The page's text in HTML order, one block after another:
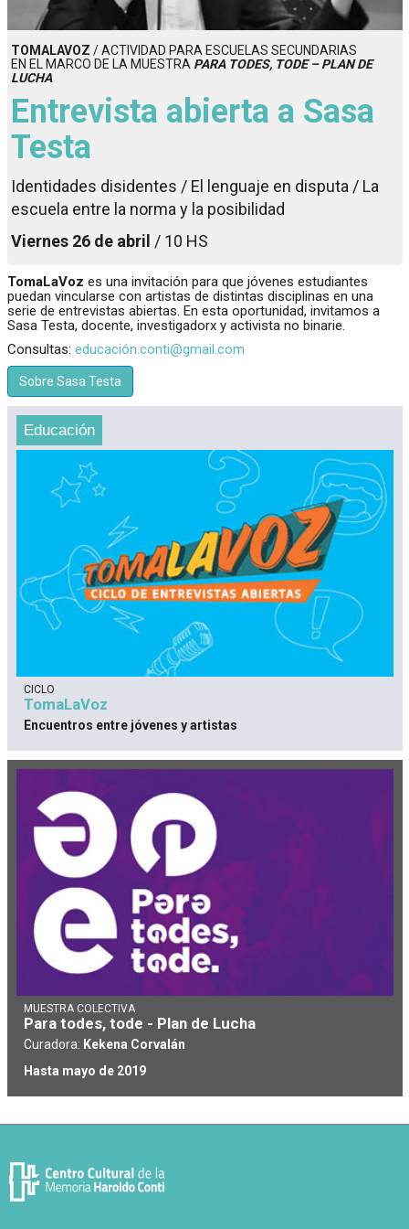
TOMALAVOZ / ACTIVIDAD PARA ESCUELAS SECUNDARIAS
EN EL MARCO DE LA MUESTRA PARA TODES, TODE – PLAN DE
LUCHA
Entrevista abierta a Sasa
Testa
Identidades disidentes / El lenguaje en disputa / La
escuela entre la norma y la posibilidad
Viernes 26 de abril / 10 HS
TomaLaVoz es una invitación para que jóvenes estudiantes
puedan vincularse con artistas de distintas disciplinas en una
serie de entrevistas abiertas. En esta oportunidad, invitamos a
Sasa Testa, docente, investigadorx y activista no binarie.
Consultas: educación.conti@gmail.com
Sobre Sasa Testa
Educación
CICLO
TomaLaVoz
Encuentros entre jóvenes y artistas
MUESTRA COLECTIVA
Para todes, tode - Plan de Lucha
Curadora: Kekena Corvalán
Hasta mayo de 2019